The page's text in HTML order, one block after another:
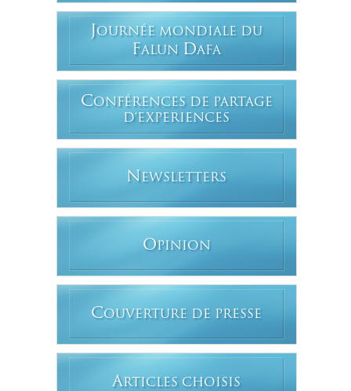
JOURNÉE MONDIALE DU
FALUN DAFA
CONFÉRENCES DE PARTAGE
D'EXPERIENCES
N EWSLETTERS
OPINION
COUVERTURE DE PRESSE
ARTICLES CHOISIS